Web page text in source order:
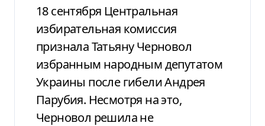
18 сентября Центральная
избирательная комиссия
признала Татьяну Черновол
избранным народным депутатом
Украины после гибели Андрея
Парубия. Несмотря на это,
Черновол решила не